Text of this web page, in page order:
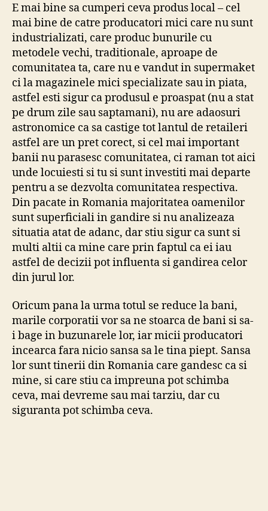
E mai bine sa cumperi ceva produs local – cel
mai bine de catre producatori mici care nu sunt
industrializati, care produc bunurile cu
metodele vechi, traditionale, aproape de
comunitatea ta, care nu e vandut in supermaket
ci la magazinele mici specializate sau in piata,
astfel esti sigur ca produsul e proaspat (nu a stat
pe drum zile sau saptamani), nu are adaosuri
astronomice ca sa castige tot lantul de retaileri
astfel are un pret corect, si cel mai important
banii nu parasesc comunitatea, ci raman tot aici
unde locuiesti si tu si sunt investiti mai departe
pentru a se dezvolta comunitatea respectiva.
Din pacate in Romania majoritatea oamenilor
sunt superficiali in gandire si nu analizeaza
situatia atat de adanc, dar stiu sigur ca sunt si
multi altii ca mine care prin faptul ca ei iau
astfel de decizii pot influenta si gandirea celor
din jurul lor.
Oricum pana la urma totul se reduce la bani,
marile corporatii vor sa ne stoarca de bani si sa-
i bage in buzunarele lor, iar micii producatori
incearca fara nicio sansa sa le tina piept. Sansa
lor sunt tinerii din Romania care gandesc ca si
mine, si care stiu ca impreuna pot schimba
ceva, mai devreme sau mai tarziu, dar cu
siguranta pot schimba ceva.